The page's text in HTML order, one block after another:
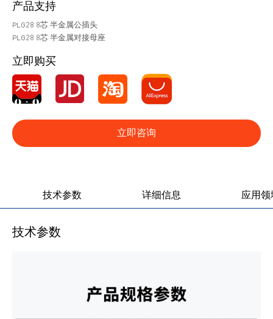
产品支持
PLG28 8芯 半金属公插头
PLG28 8芯 半金属对接母座
立即购买
立即咨询
技术参数 详细信息 应用领
技术参数